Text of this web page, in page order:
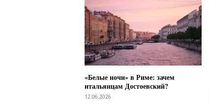
«Белые ночи» в Риме: зачем
итальянцам Достоевский?
12.06.2026